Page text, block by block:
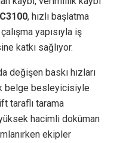
, hızlı başlatma
yapısıyla iş
katkı sağlıyor.
değişen baskı hızları
belge besleyicisiyle
taraflı tarama
hacimli doküman
ekipler